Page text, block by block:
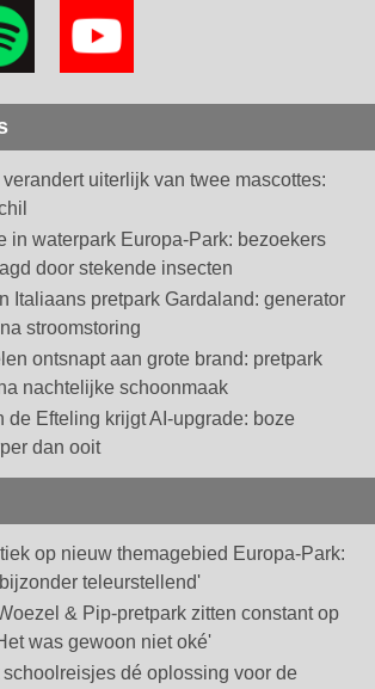
uiterlijk van twee mascottes:
in waterpark Europa-Park: bezoekers
door stekende insecten
Italiaans pretpark Gardaland: generator
stroomstoring
ontsnapt aan grote brand: pretpark
nachtelijke schoonmaak
de Efteling krijgt AI-upgrade: boze
dan ooit
op nieuw themagebied Europa-Park:
teleurstellend'
& Pip-pretpark zitten constant op
was gewoon niet oké'
schoolreisjes dé oplossing voor de